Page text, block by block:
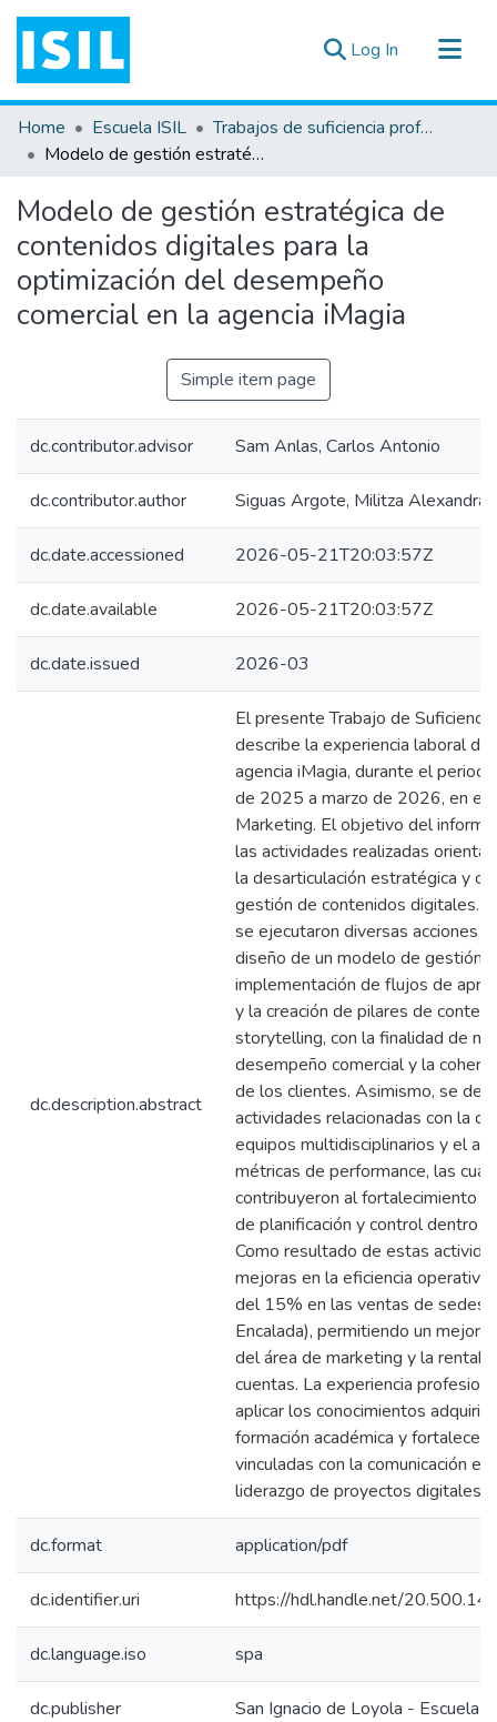
Log In (current)
All of DSpace
Statistics
Documentos ▾
Home Escuela ISIL
Trabajos de suficiencia profesional
Modelo de gestión estratégica de contenidos digitales para la optimización del desempeño comercial en la agencia iMagia
Modelo de gestión estratégica de
contenidos digitales para la
optimización del desempeño
comercial en la agencia iMagia
Simple item page
dc.contributor.advisor Sam Anlas, Carlos Antonio
dc.contributor.author Siguas Argote, Militza Alexandra
dc.date.accessioned 2026-05-21T20:03:57Z
dc.date.available 2026-05-21T20:03:57Z
dc.date.issued 2026-03
dc.description.abstract
El presente Trabajo de
describe la experiencia laboral
agencia iMagia, durante el
de 2025 a marzo de 2026, en el
Marketing. El objetivo del
las actividades realizadas
la desarticulación estratégica y
gestión de contenidos digitales.
se ejecutaron diversas acciones
diseño de un modelo de gestión
implementación de flujos de
y la creación de pilares de
storytelling, con la finalidad de
desempeño comercial y la
de los clientes. Asimismo, se
actividades relacionadas con la
equipos multidisciplinarios y el
métricas de performance, las
contribuyeron al fortalecimiento
de planificación y control dentro
Como resultado de estas
mejoras en la eficiencia operativa
del 15% en las ventas de sedes
Encalada), permitiendo un mejor
del área de marketing y la
cuentas. La experiencia
aplicar los conocimientos
formación académica y fortalecer
vinculadas con la comunicación
liderazgo de proyectos digitales.
dc.format application/pdf
dc.identifier.uri https://hdl.handle.net/
dc.language.iso spa
dc.publisher San Ignacio de Loyola - Escuela